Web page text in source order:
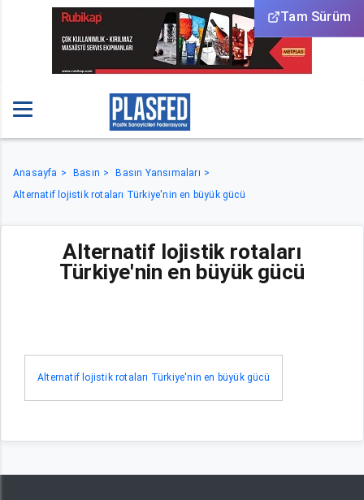
Tam Sürüm
Anasayfa Basın
Basın Yansımaları
Alternatif lojistik rotaları Türkiye'nin en büyük gücü
Alternatif lojistik rotaları
Türkiye'nin en büyük gücü
Alternatif lojistik rotaları Türkiye'nin en büyük gücü